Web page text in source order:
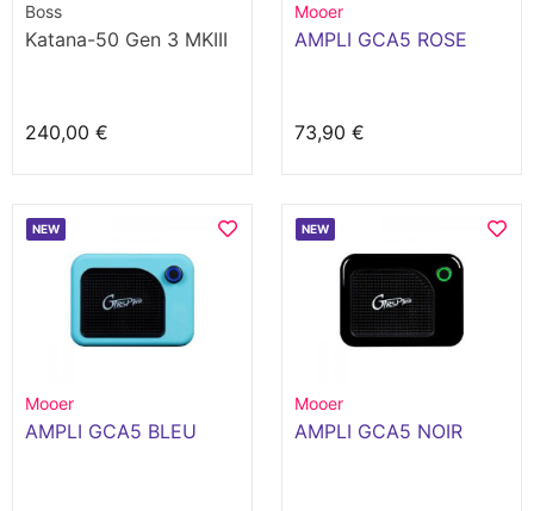
Boss
Katana-50 Gen 3 MKIII
240,00 €
Mooer
AMPLI GCA5 ROSE
73,90 €
NEW
Mooer
AMPLI GCA5 BLEU
NEW
Mooer
AMPLI GCA5 NOIR